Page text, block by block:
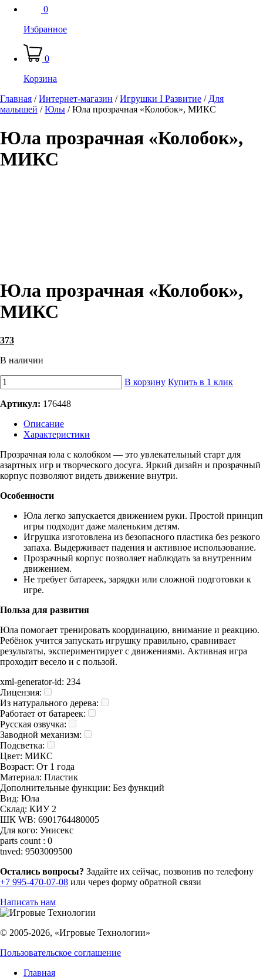
0
Избранное
0
Корзина
Главная /Интернет-магазин /Игрушки I Развитие / Для
малышей /Юлы /Юла прозрачная «Колобок», МИКС
Юла прозрачная «Колобок»,
МИКС
Юла прозрачная «Колобок»,
МИКС
373
В наличии
В корзину Купить в 1 клик
Артикул: 176448
Описание
Характеристики
Прозрачная юла с колобком — это увлекательный старт для
азартных игр и творческого досуга. Яркий дизайн и прозрачный
корпус позволяют видеть движение внутри.
Особенности
Юла легко запускается движением руки. Простой принцип
игры подходит даже маленьким детям.
Игрушка изготовлена из безопасного пластика без резкого
запаха. Выдерживает падения и активное использование.
Прозрачный корпус позволяет наблюдать за внутренним
движением.
Не требует батареек, зарядки или сложной подготовки к
игре.
Польза для развития
Юла помогает тренировать координацию, внимание и реакцию.
Ребёнок учится запускать игрушку правильно, сравнивает
результаты, экспериментирует с движениями. Активная игра
проходит весело и с пользой.
xml-generator-id: 234
Лицензия:
Из натурального дерева:
Работает от батареек:
Русская озвучка:
Заводной механизм:
Подсветка:
Цвет: МИКС
Возраст: От 1 года
Материал: Пластик
Дополнительные функции: Без функций
Вид: Юла
Склад: КИУ 2
ШК WB: 6901764480005
Для кого: Унисекс
parts count : 0
tnved: 9503009500
Остались вопросы? Задайте их сейчас, позвонив по телефону
+7 995-470-07-08 или через форму обратной связи
Написать нам
© 2005-2026, «Игровые Технологии»
Пользовательское соглашение
Главная